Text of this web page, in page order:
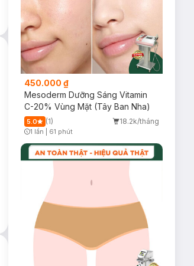
450.000 ₫
Mesoderm Dưỡng Sáng Vitamin
C-20% Vùng Mặt (Tây Ban Nha)
5.0 (1) 18.2k/tháng
1 lần 61 phút